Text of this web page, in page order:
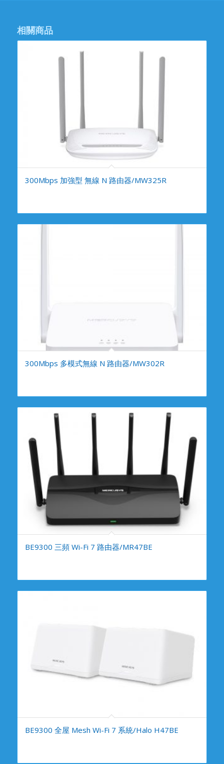
相關商品
300Mbps 加強型 無線 N 路由器/MW325R
300Mbps 多模式無線 N 路由器/MW302R
BE9300 三頻 Wi-Fi 7 路由器/MR47BE
BE9300 全屋 Mesh Wi-Fi 7 系統/Halo H47BE